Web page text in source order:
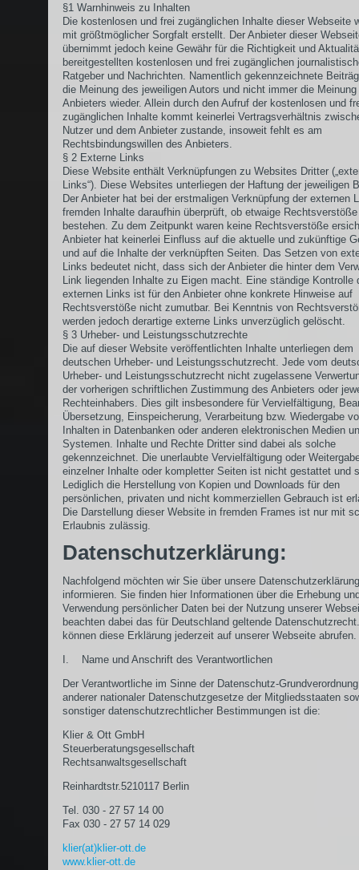
§1 Warnhinweis zu Inhalten
Die kostenlosen und frei zugänglichen Inhalte dieser Webseite
mit größtmöglicher Sorgfalt erstellt. Der Anbieter dieser
übernimmt jedoch keine Gewähr für die Richtigkeit und
bereitgestellten kostenlosen und frei zugänglichen
Ratgeber und Nachrichten. Namentlich gekennzeichnete
die Meinung des jeweiligen Autors und nicht immer die
Anbieters wieder. Allein durch den Aufruf der kostenlosen und
zugänglichen Inhalte kommt keinerlei Vertragsverhältnis
Nutzer und dem Anbieter zustande, insoweit fehlt es am
Rechtsbindungswillen des Anbieters.
§ 2 Externe Links
Diese Website enthält Verknüpfungen zu Websites Dritter
Links“). Diese Websites unterliegen der Haftung der jeweiligen
Der Anbieter hat bei der erstmaligen Verknüpfung der externen
fremden Inhalte daraufhin überprüft, ob etwaige Rechtsverstöße
bestehen. Zu dem Zeitpunkt waren keine Rechtsverstöße
Anbieter hat keinerlei Einfluss auf die aktuelle und zukünftige
und auf die Inhalte der verknüpften Seiten. Das Setzen von
Links bedeutet nicht, dass sich der Anbieter die hinter dem
Link liegenden Inhalte zu Eigen macht. Eine ständige Kontrolle
externen Links ist für den Anbieter ohne konkrete Hinweise auf
Rechtsverstöße nicht zumutbar. Bei Kenntnis von
werden jedoch derartige externe Links unverzüglich gelöscht.
§ 3 Urheber- und Leistungsschutzrechte
Die auf dieser Website veröffentlichten Inhalte unterliegen dem
deutschen Urheber- und Leistungsschutzrecht. Jede vom
Urheber- und Leistungsschutzrecht nicht zugelassene
der vorherigen schriftlichen Zustimmung des Anbieters oder
Rechteinhabers. Dies gilt insbesondere für Vervielfältigung,
Übersetzung, Einspeicherung, Verarbeitung bzw. Wiedergabe
Inhalten in Datenbanken oder anderen elektronischen Medien
Systemen. Inhalte und Rechte Dritter sind dabei als solche
gekennzeichnet. Die unerlaubte Vervielfältigung oder
einzelner Inhalte oder kompletter Seiten ist nicht gestattet und
Lediglich die Herstellung von Kopien und Downloads für den
persönlichen, privaten und nicht kommerziellen Gebrauch ist
Die Darstellung dieser Website in fremden Frames ist nur mit
Erlaubnis zulässig.
Datenschutzerklärung:
Nachfolgend möchten wir Sie über unsere Datenschutzerklärung
informieren. Sie finden hier Informationen über die Erhebung
Verwendung persönlicher Daten bei der Nutzung unserer
beachten dabei das für Deutschland geltende
können diese Erklärung jederzeit auf unserer Webseite abrufen.
I. Name und Anschrift des Verantwortlichen
Der Verantwortliche im Sinne der Datenschutz-
anderer nationaler Datenschutzgesetze der Mitgliedsstaaten
sonstiger datenschutzrechtlicher Bestimmungen ist die:
Klier & Ott GmbH
Steuerberatungsgesellschaft
Rechtsanwaltsgesellschaft
Reinhardtstr.5210117 Berlin
Tel. 030 - 27 57 14 00
Fax 030 - 27 57 14 029
klier(at)klier-ott.de
www.klier-ott.de